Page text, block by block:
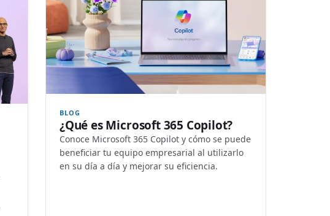
BLOG
¿Qué es Microsoft 365 Copilot?
Conoce Microsoft 365 Copilot y cómo se puede
beneficiar tu equipo empresarial al utilizarlo
en su día a día y mejorar su eficiencia.